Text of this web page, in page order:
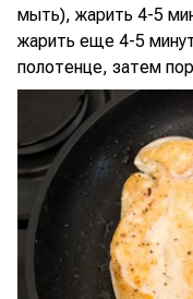
мыть), жарить 4-5
жарить еще 4-5
полотенце, затем